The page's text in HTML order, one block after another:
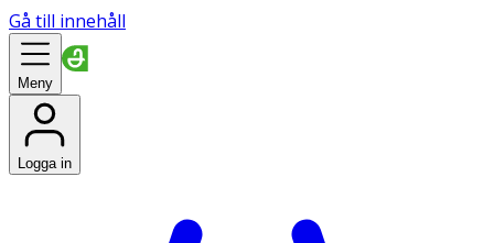
Gå till innehåll
Meny
Logga in